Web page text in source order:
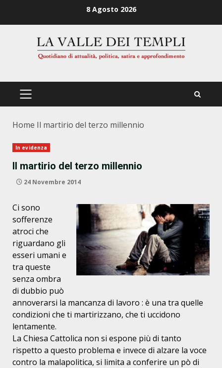
8 Agosto 2026
PRIMÄRES
Home Il martirio del terzo millennio
In evidenza
Il martirio del terzo millennio
24 Novembre 2014
Ci sono
sofferenze
atroci che
riguardano gli
esseri umani e
tra queste
senza ombra
di dubbio può
annoverarsi la mancanza di lavoro : è una tra quelle
condizioni che ti martirizzano, che ti uccidono
lentamente.
La Chiesa Cattolica non si espone più di tanto
rispetto a questo problema e invece di alzare la voce
contro la malapolitica, si limita a conferire un pò di